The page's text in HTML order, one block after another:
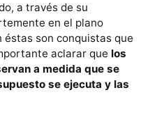
a través de su
en el plano
éstas son conquistas que
aclarar que los
a medida que se
se ejecuta y las